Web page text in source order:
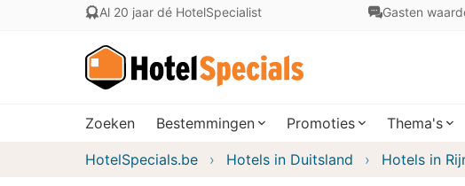
Al 20 jaar dé HotelSpecialist Gasten
Zoeken Bestemmingen Promoties Thema's
HotelSpecials.be Hotels in Duitsland Hotels in